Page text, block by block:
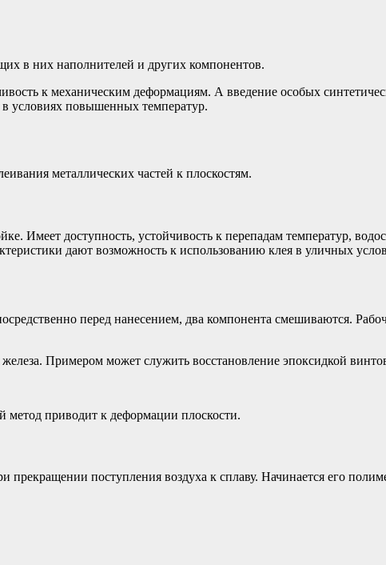
в них наполнителей и других компонентов.
к механическим деформациям. А введение особых
в условиях повышенных температур.
металлических частей к плоскостям.
Имеет доступность, устойчивость к перепадам температур,
дают возможность к использованию клея в уличных
перед нанесением, два компонента смешиваются.
Примером может служить восстановление эпоксидкой
метод приводит к деформации плоскости.
поступления воздуха к сплаву. Начинается его